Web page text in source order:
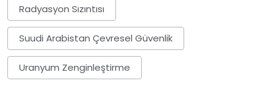
Radyasyon Sızıntısı
Suudi Arabistan Çevresel Güvenlik
Uranyum Zenginleştirme